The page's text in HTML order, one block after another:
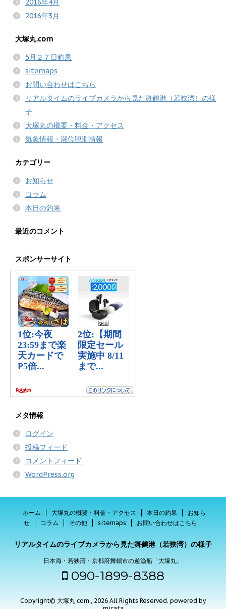
2016年4月
2016年3月
大塚丸.com
5月２７日釣果
sitemaps
お問い合わせはこちら
リアルタイムのライブカメラから見た舞鶴港（若狭湾）の様
子
大塚丸の概要・料金・アクセス
気象情報・潮位観測情報
カテゴリー
お知らせ
コラム
本日の釣果
最近のコメント
スポンサーサイト
メタ情報
ログイン
投稿フィード
コメントフィード
WordPress.org
ホーム 大塚丸の概要・料金・アクセス 本日の釣果
お知ら
せ
コラム その他 sitemaps お問い合わせはこちら
リアルタイムのライブカメラから見た舞鶴港（若狭湾）の様子
日本海・若狭湾・京都府舞鶴市の遊漁船「大塚丸」
090-1899-8388
Copyright© 大塚丸.com , 2026 All Rights Reserved. powered by